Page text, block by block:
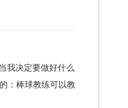
我决定要做好什么
：棒球教练可以教